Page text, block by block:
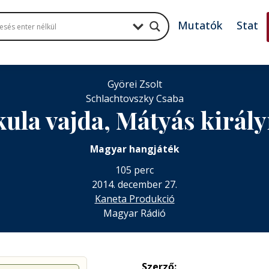
Mutatók Stat
Györei Zsolt
Schlachtovszky Csaba
vajda, Mátyás
Magyar hangjáték
105 perc
2014. december 27.
Kaneta Produkció
Magyar Rádió